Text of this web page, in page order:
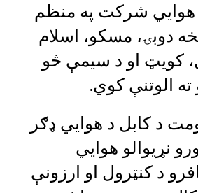
هوايي شرکت په منظم
دوبۍ، مسکو، اسلام
کویټ او د سیمې څو
ته الوتنې کوي.
د کابل د هوايي ډګر
نړیوالو هوايي
د کنټرول او ارزونې